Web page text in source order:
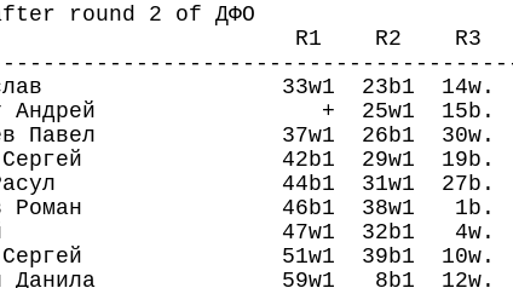
after round 2 of ДФО
R1 R2 R3 CB
33w1 23b1 14w.
Андрей + 25w1 15b.
Павел 37w1 26b1
Сергей 42b1 29w1 19b.
44b1 31w1 27b.
Роман 46b1 38w1 1b.
47w1 32b1 4w.
Сергей 51w1 39b1
Данила 59w1 8b1